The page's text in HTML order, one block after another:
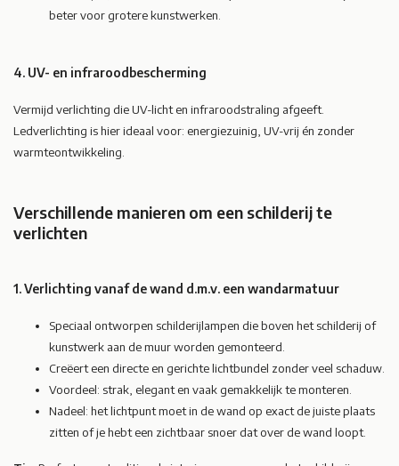
beter voor grotere kunstwerken.
4. UV- en infraroodbescherming
Vermijd verlichting die UV-licht en infraroodstraling afgeeft.
Ledverlichting is hier ideaal voor: energiezuinig, UV-vrij én zonder
warmteontwikkeling.
Verschillende manieren om een schilderij te
verlichten
1. Verlichting vanaf de wand d.m.v. een wandarmatuur
Speciaal ontworpen schilderijlampen die boven het schilderij of
kunstwerk aan de muur worden gemonteerd.
Creëert een directe en gerichte lichtbundel zonder veel schaduw.
Voordeel: strak, elegant en vaak gemakkelijk te monteren.
Nadeel: het lichtpunt moet in de wand op exact de juiste plaats
zitten of je hebt een zichtbaar snoer dat over de wand loopt.